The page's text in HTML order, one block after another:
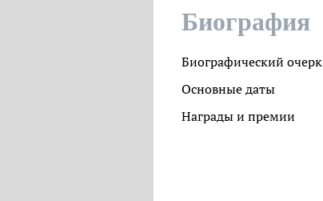
Биография
Биографический очерк
Основные даты
Награды и премии